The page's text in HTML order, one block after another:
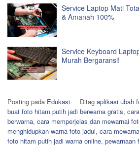
Service Laptop Mati
& Amanah 100%
Service Keyboard
Murah Bergaransi!
Posting pada Edukasi Ditag aplikasi ubah
buat foto hitam putih jadi berwarna gratis,
berwarna, cara memperjelas dan mewarnai
menghidupkan warna foto jadul, cara
foto hitam putih jadi warna online, pewarnaan